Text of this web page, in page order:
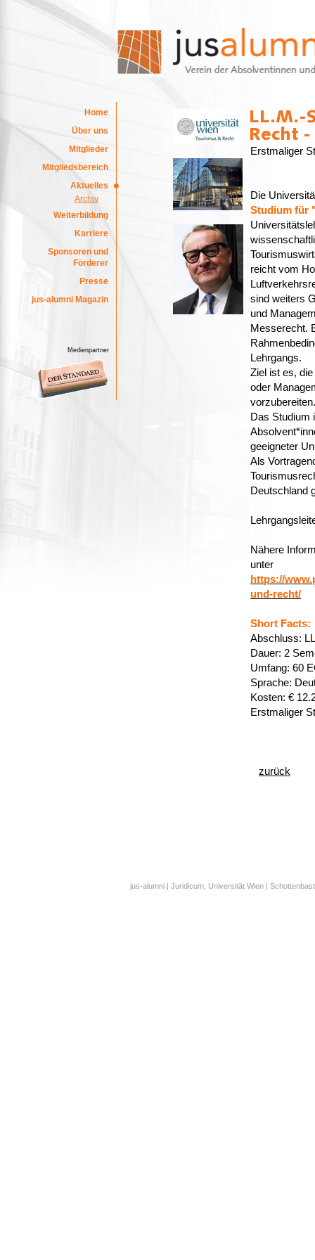
Home
Über uns
Mitglieder
Mitgliedsbereich
Aktuelles
Archiv
Weiterbildung
Karriere
Sponsoren und
Förderer
Presse
jus-alumni Magazin
Medienpartner
Erstmaliger
Die
Studium für
reicht vom
sind weiters
und
Messerecht.
Lehrgangs.
Ziel ist es,
oder
vorzubereiten.
Das Studium
geeigneter
Als
Deutschland
Nähere
unter
https://
und-recht/
Short Facts:
Abschluss:
Dauer: 2
Umfang: 60
Sprache:
Kosten: €
Erstmaliger
zurück
jus-alumni | Juridicum, Universität Wien |